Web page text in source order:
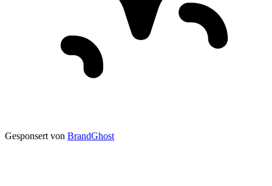
Gesponsert von BrandGhost